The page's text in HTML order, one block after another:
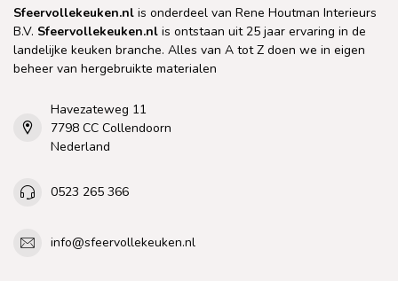
Sfeervollekeuken.nl is onderdeel van Rene Houtman Interieurs
B.V. Sfeervollekeuken.nl is ontstaan uit 25 jaar ervaring in de
landelijke keuken branche. Alles van A tot Z doen we in eigen
beheer van hergebruikte materialen
Havezateweg 11
7798 CC Collendoorn
Nederland
0523 265 366
info@sfeervollekeuken.nl